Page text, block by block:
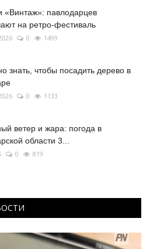
«Винтаж»: павлодарцев
на ретро-фестиваль
0 1499
знать, чтобы посадить дерево в
0 1133
ветер и жара: погода в
области 3...
0 819